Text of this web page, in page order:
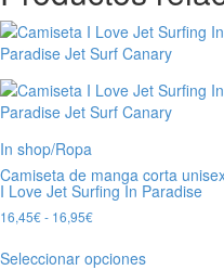
In shop/Ropa
Camiseta de manga corta
I Love Jet Surfing In Paradise
16,45€- 16,95€
Seleccionar opciones